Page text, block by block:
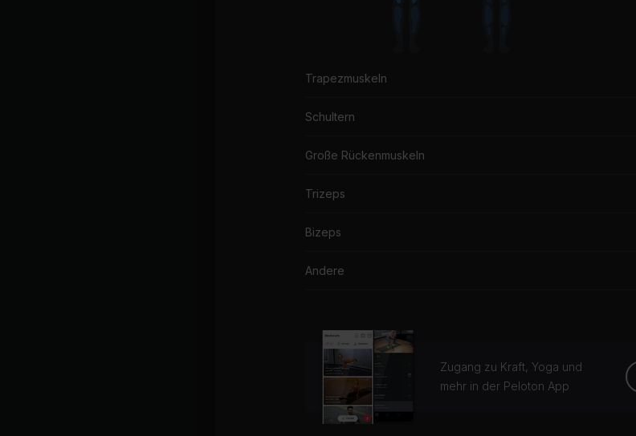
Trapezmuskeln
Schultern
Große Rückenmuskeln
Trizeps
Bizeps
Andere
Zugang zu Kraft, Yoga und
mehr in der Peloton App